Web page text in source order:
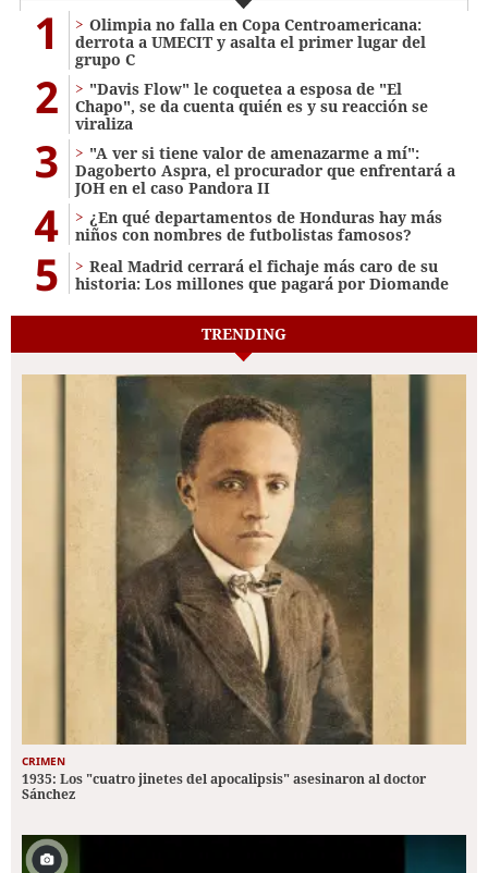
1
Olimpia no falla en Copa Centroamericana:
derrota a UMECIT y asalta el primer lugar del
grupo C
2
"Davis Flow" le coquetea a esposa de "El
Chapo", se da cuenta quién es y su reacción se
viraliza
3
"A ver si tiene valor de amenazarme a mí":
Dagoberto Aspra, el procurador que enfrentará a
JOH en el caso Pandora II
4
¿En qué departamentos de Honduras hay más
niños con nombres de futbolistas famosos?
5
Real Madrid cerrará el fichaje más caro de su
historia: Los millones que pagará por Diomande
TRENDING
CRIMEN
1935: Los "cuatro jinetes del apocalipsis" asesinaron al doctor
Sánchez